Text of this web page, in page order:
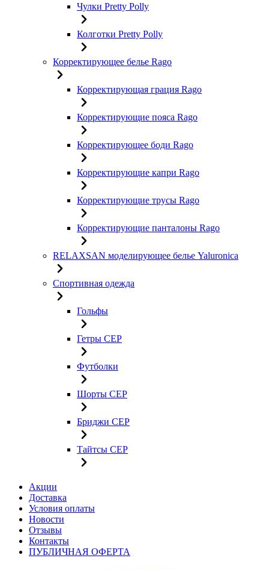
Чулки Pretty Polly
Колготки Pretty Polly
Корректирующее белье Rago
Корректирующая грация Rago
Корректирующие пояса Rago
Корректирующее боди Rago
Корректирующие капри Rago
Корректирующие трусы Rago
Корректирующие панталоны Rago
RELAXSAN моделирующее белье Yaluroniсa
Спортивная одежда
Гольфы
Гетры CEP
Футболки
Шорты CEP
Бриджи CEP
Тайтсы CEP
Акции
Доставка
Условия оплаты
Новости
Отзывы
Контакты
ПУБЛИЧНАЯ ОФЕРТА